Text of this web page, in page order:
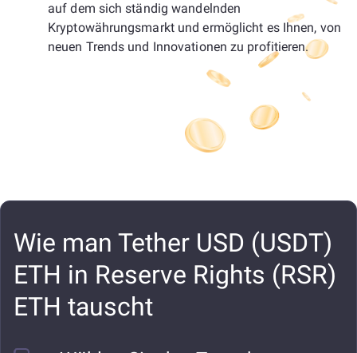
auf dem sich ständig wandelnden
Kryptowährungsmarkt und ermöglicht es Ihnen, von
neuen Trends und Innovationen zu profitieren.
Wie man Tether USD (USDT)
ETH in Reserve Rights (RSR)
ETH tauscht